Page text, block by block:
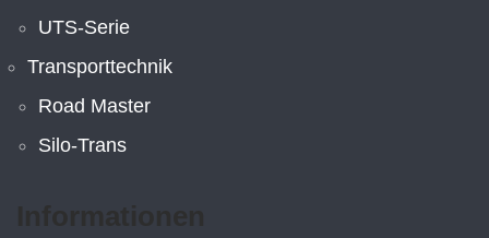
UTS-Serie
Transporttechnik
Road Master
Silo-Trans